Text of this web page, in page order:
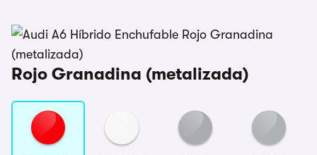
Rojo Granadina (metalizada)